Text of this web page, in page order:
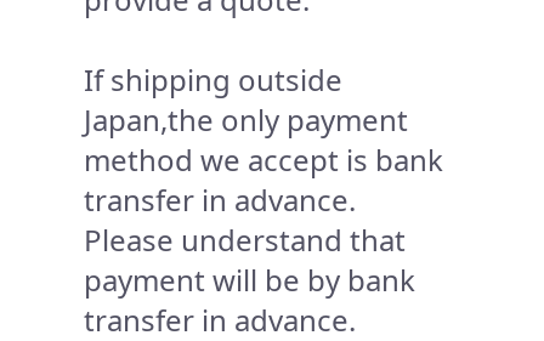
If shipping outside
Japan,the only payment
method we accept is bank
transfer in advance.
Please understand that
payment will be by bank
transfer in advance.